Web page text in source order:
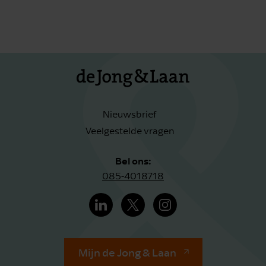
Nieuwsbrief
Veelgestelde vragen
Bel ons:
085-4018718
Mijn de Jong & Laan